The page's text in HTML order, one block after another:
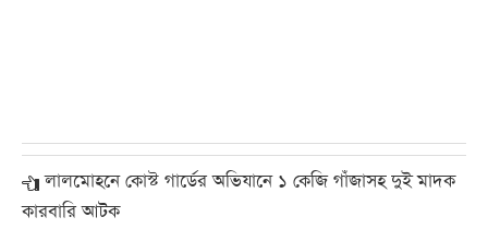
লালমোহনে কোস্ট গার্ডের অভিযানে ১ কেজি গাঁজাসহ দুই মাদক
কারবারি আটক